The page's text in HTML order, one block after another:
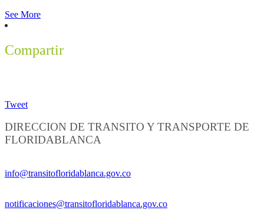
See More
Compartir
Tweet
DIRECCION DE TRANSITO Y TRANSPORTE DE
FLORIDABLANCA
info@transitofloridablanca.gov.co
notificaciones@transitofloridablanca.gov.co